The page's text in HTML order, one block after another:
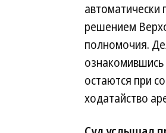
решением
полномочия.
остаются при
ходатайство